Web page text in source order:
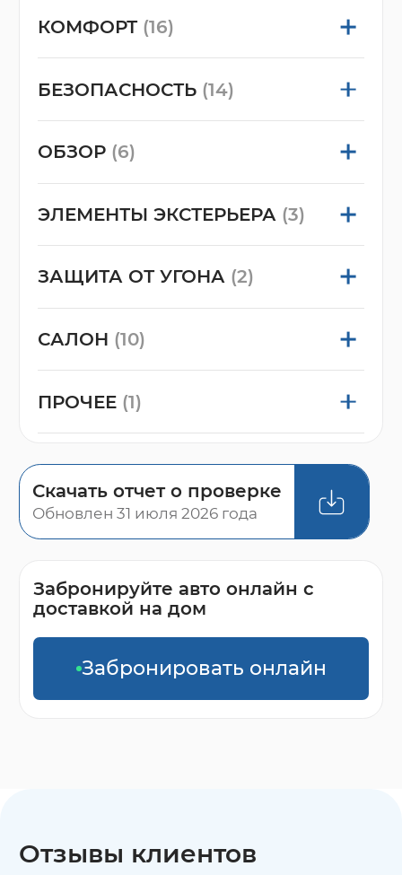
КОМФОРТ (16)
БЕЗОПАСНОСТЬ (14)
ОБЗОР (6)
ЭЛЕМЕНТЫ ЭКСТЕРЬЕРА (3)
ЗАЩИТА ОТ УГОНА (2)
САЛОН (10)
ПРОЧЕЕ (1)
Скачать отчет о проверке
Обновлен 31 июля 2026 года
Забронируйте авто онлайн с
доставкой на дом
Забронировать онлайн
Отзывы клиентов